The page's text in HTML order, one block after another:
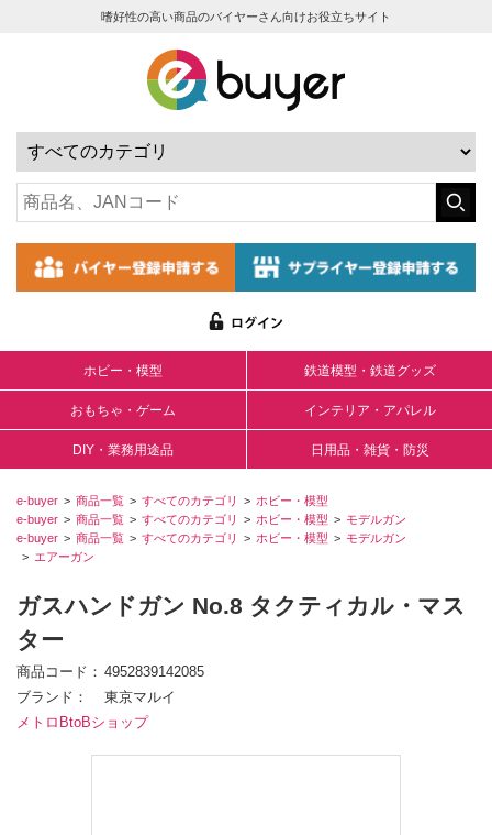
嗜好性の高い商品のバイヤーさん向けお役立ちサイト
ホビー・模型 鉄道模型・鉄道グッズ
おもちゃ・ゲーム インテリア・アパレル
DIY・業務用途品 日用品・雑貨・防災
e-buyer 商品一覧 すべてのカテゴリ
ホビー・模型
e-buyer
商品一覧 すべてのカテゴリ ホビー・模型
モデルガン
e-buyer
商品一覧 すべてのカテゴリ ホビー・模型
モデルガン
エアーガン
ガスハンドガン No.8 タクティカル・マス
ター
商品コード
4952839142085
ブランド
東京マルイ
メトロBtoBショップ